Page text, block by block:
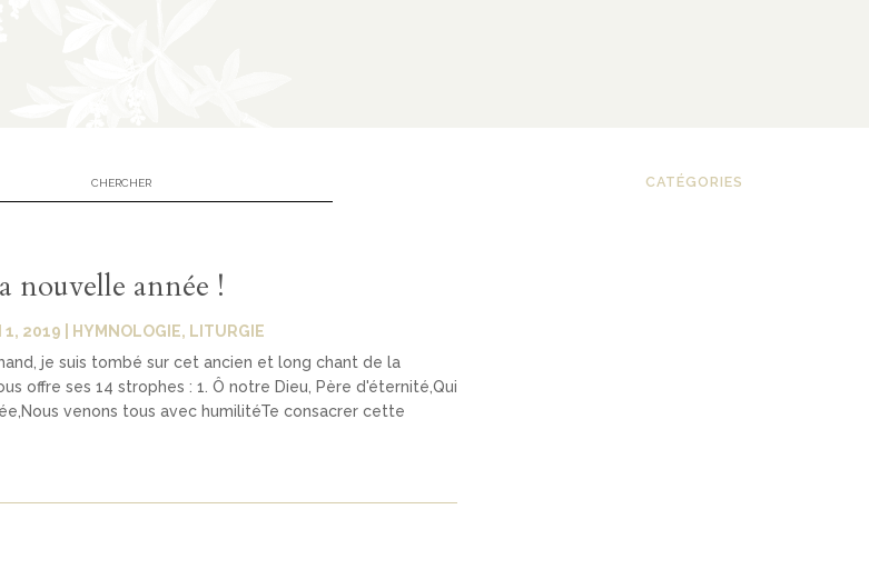
CATÉGORIES
nouvelle année !
1, 2019 HYMNOLOGIE, LITURGIE
je suis tombé sur cet ancien et long chant de la
offre ses 14 strophes : 1. Ô notre Dieu, Père d'éternité,Qui
venons tous avec humilitéTe consacrer cette